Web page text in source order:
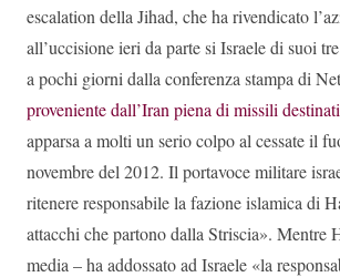
escalation della Jihad, che ha rivendicato
all’uccisione ieri da parte si Israele di suoi
a pochi giorni dalla conferenza stampa di
proveniente dall’Iran piena di missili
apparsa a molti un serio colpo al cessate il
novembre del 2012. Il portavoce militare
ritenere responsabile la fazione islamica di
attacchi che partono dalla Striscia». Mentre
media – ha addossato ad Israele «la